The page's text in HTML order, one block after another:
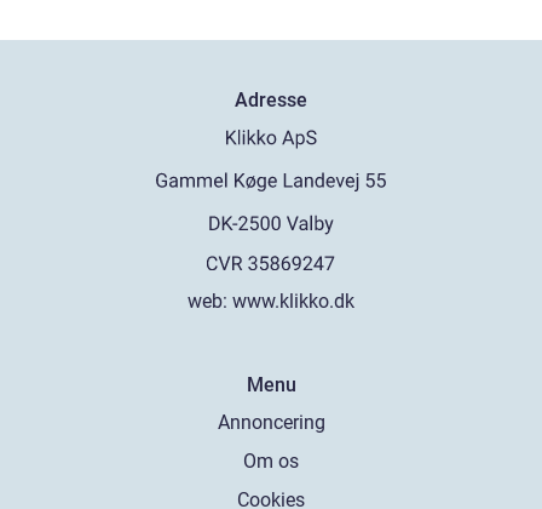
Adresse
web: www.klikko.dk
Menu
Annoncering
Om os
Cookies